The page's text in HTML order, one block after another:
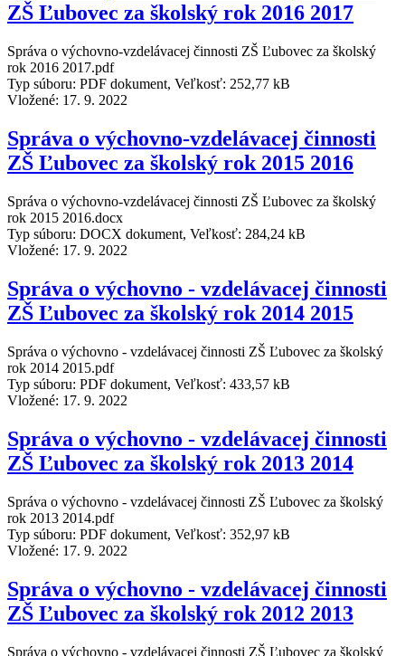
ZŠ Ľubovec za školský rok 2016 2017
Správa o výchovno-vzdelávacej činnosti ZŠ Ľubovec za školský
rok 2016 2017.pdf
Typ súboru: PDF dokument, Veľkosť: 252,77 kB
Vložené: 17. 9. 2022
Správa o výchovno-vzdelávacej činnosti
ZŠ Ľubovec za školský rok 2015 2016
Správa o výchovno-vzdelávacej činnosti ZŠ Ľubovec za školský
rok 2015 2016.docx
Typ súboru: DOCX dokument, Veľkosť: 284,24 kB
Vložené: 17. 9. 2022
Správa o výchovno - vzdelávacej činnosti
ZŠ Ľubovec za školský rok 2014 2015
Správa o výchovno - vzdelávacej činnosti ZŠ Ľubovec za školský
rok 2014 2015.pdf
Typ súboru: PDF dokument, Veľkosť: 433,57 kB
Vložené: 17. 9. 2022
Správa o výchovno - vzdelávacej činnosti
ZŠ Ľubovec za školský rok 2013 2014
Správa o výchovno - vzdelávacej činnosti ZŠ Ľubovec za školský
rok 2013 2014.pdf
Typ súboru: PDF dokument, Veľkosť: 352,97 kB
Vložené: 17. 9. 2022
Správa o výchovno - vzdelávacej činnosti
ZŠ Ľubovec za školský rok 2012 2013
Správa o výchovno - vzdelávacej činnosti ZŠ Ľubovec za školský